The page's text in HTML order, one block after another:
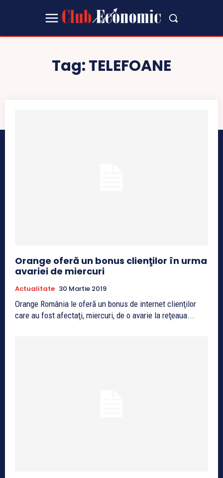
Tag:TELEFOANE
Orange oferă un bonus clienţilor în urma
avariei de miercuri
Actualitate 30 Martie 2019
Orange România le oferă un bonus de internet clienţilor
care au fost afectaţi, miercuri, de o avarie la reţeaua...